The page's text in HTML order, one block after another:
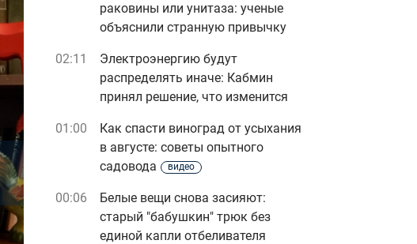
раковины или унитаза: ученые
объяснили странную привычку
02:11
Электроэнергию будут
распределять иначе: Кабмин
принял решение, что изменится
01:00
Как спасти виноград от усыхания
в августе: советы опытного
садовода
видео
00:06
Белые вещи снова засияют:
старый "бабушкин" трюк без
единой капли отбеливателя